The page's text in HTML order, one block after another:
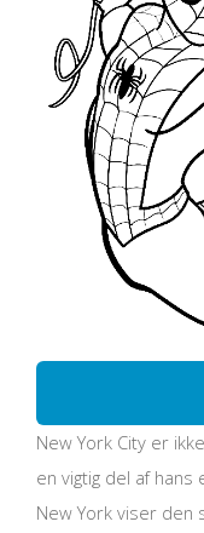
New York City er
en vigtig del af hans
New York viser den